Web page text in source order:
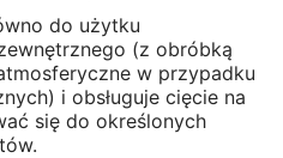
do użytku
(z obróbką
w przypadku
i obsługuje cięcie na
się do określonych